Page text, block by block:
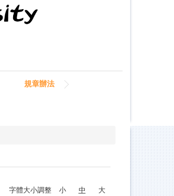
規章辦法
字體大小調整 小 中 大